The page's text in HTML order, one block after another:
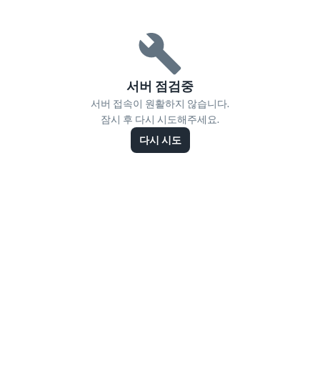
서버 점검중
서버 접속이 원활하지 않습니다.
잠시 후 다시 시도해주세요.
다시 시도